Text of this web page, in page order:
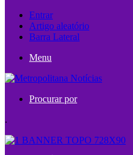
Entrar
Artigo aleatório
Barra Lateral
Menu
Procurar por
.